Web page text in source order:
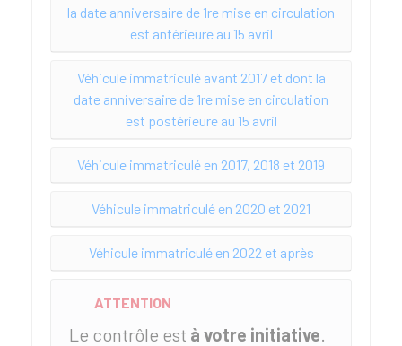
la date anniversaire de 1re mise en circulation
est antérieure au 15 avril
Véhicule immatriculé avant 2017 et dont la
date anniversaire de 1re mise en circulation
est postérieure au 15 avril
Véhicule immatriculé en 2017, 2018 et 2019
Véhicule immatriculé en 2020 et 2021
Véhicule immatriculé en 2022 et après
ATTENTION
Le contrôle est à votre initiative.